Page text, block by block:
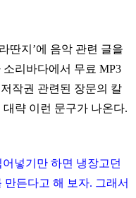
딴지 ’에 음악 관련 글을
소리바다에서 무료 MP3
작권 관련된 장문의 칼
대략 이런 문구가 나온다.
넣기만 하면 냉장고던
만든다고 해 보자. 그래서